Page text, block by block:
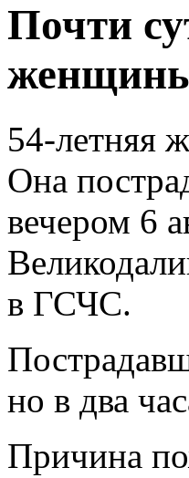
Почти
54-летняя
Она
вечером 6
в ГСЧС.
но в два
Причина